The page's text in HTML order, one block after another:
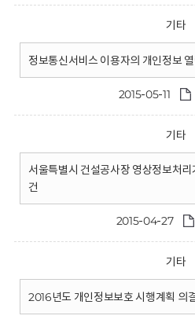
기타
정보통신서비스 이용자의 개인정보
2015-05-11
기타
서울특별시 건설공사장 영상정보처
건
2015-04-27
기타
2016년도 개인정보보호 시행계획 의